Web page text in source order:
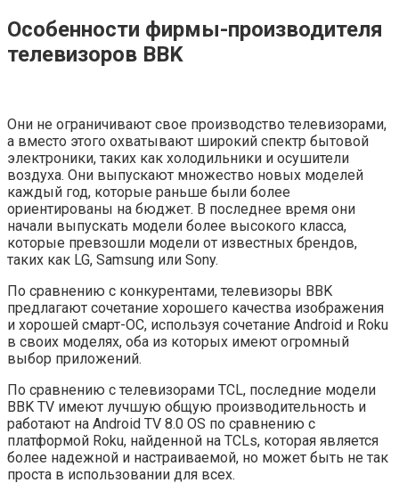
Особенности фирмы-производителя
телевизоров BBK
Они не ограничивают свое производство телевизорами,
а вместо этого охватывают широкий спектр бытовой
электроники, таких как холодильники и осушители
воздуха. Они выпускают множество новых моделей
каждый год, которые раньше были более
ориентированы на бюджет. В последнее время они
начали выпускать модели более высокого класса,
которые превзошли модели от известных брендов,
таких как LG, Samsung или Sony.
По сравнению с конкурентами, телевизоры BBK
предлагают сочетание хорошего качества изображения
и хорошей смарт-ОС, используя сочетание Android и Roku
в своих моделях, оба из которых имеют огромный
выбор приложений.
По сравнению с телевизорами TCL, последние модели
BBK TV имеют лучшую общую производительность и
работают на Android TV 8.0 OS по сравнению с
платформой Roku, найденной на TCLs, которая является
более надежной и настраиваемой, но может быть не так
проста в использовании для всех.